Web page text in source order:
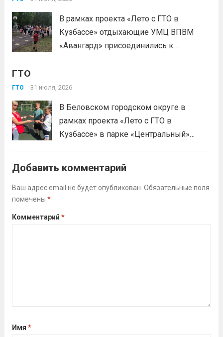
В рамках проекта «Лето с ГТО в
Кузбассе» отдыхающие УМЦ ВПВМ
«Авангард» присоединились к
«Авангарда» не просто проверкой
праздником спорта.Поддерживая друг
друга, юноши и девушки показывают
отличные результаты, подтверждая,...
ГТО
ГТО 31 июля, 2026
В Беловском городском округе в
рамках проекта «Лето с ГТО в
Кузбассе» в парке «Центральный»
спортивного комплекса «Готов к труду
и обороне» (ГТО)!Все желающие
выполнении нормативов ВФСК ГТО️⁣⁣⠀Те,
Добавить комментарий
Ваш адрес email не будет опубликован. Обязательные поля
помечены *
Комментарий *
Имя *